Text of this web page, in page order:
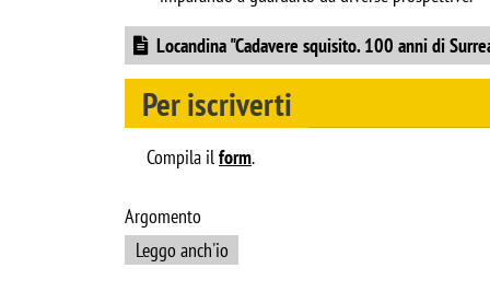
DocumentLocandina "Cadavere squisito. 100 anni di
Per iscriverti
Compila ilform.
Argomento
Leggo anch'io